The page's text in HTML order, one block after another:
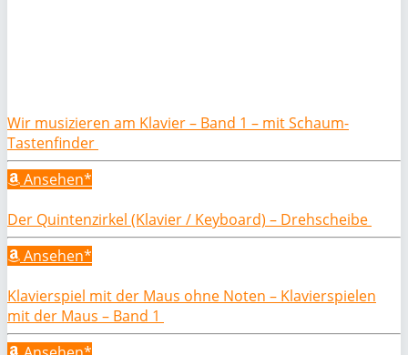
Wir musizieren am Klavier – Band 1 – mit Schaum-
Tastenfinder
Ansehen*
Der Quintenzirkel (Klavier / Keyboard) – Drehscheibe
Ansehen*
Klavierspiel mit der Maus ohne Noten – Klavierspielen
mit der Maus – Band 1